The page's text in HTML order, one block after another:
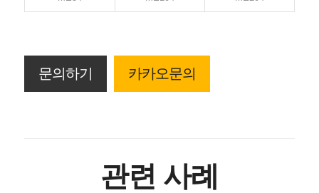
문의하기 카카오문의
관련 사례